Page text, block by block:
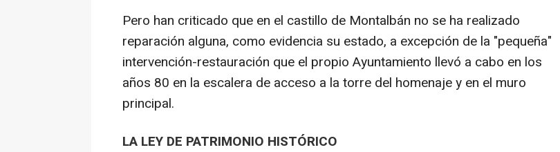
Pero han criticado que en el castillo de Montalbán no se ha realizado
reparación alguna, como evidencia su estado, a excepción de la "pequeña"
intervención-restauración que el propio Ayuntamiento llevó a cabo en los
años 80 en la escalera de acceso a la torre del homenaje y en el muro
principal.
LA LEY DE PATRIMONIO HISTÓRICO